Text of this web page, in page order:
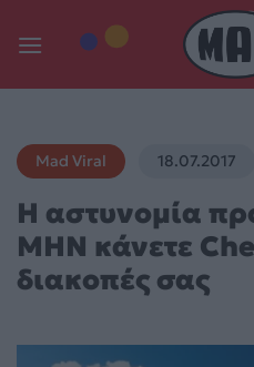
Mad Viral 18.07.2017
Η αστυνομία
ΜΗΝ κάνετε
διακοπές σας